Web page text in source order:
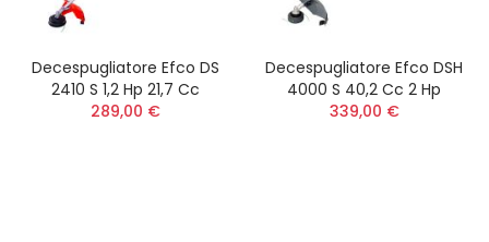
Decespugliatore Efco DS
2410 S 1,2 Hp 21,7 Cc
289,00 €
Decespugliatore Efco DSH
4000 S 40,2 Cc 2 Hp
339,00 €